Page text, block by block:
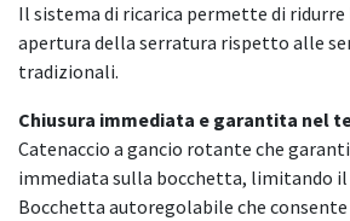
Il sistema di ricarica permette di
apertura della serratura rispetto alle
tradizionali.
Chiusura immediata e garantita nel
Catenaccio a gancio rotante che
immediata sulla bocchetta, limitando
Bocchetta autoregolabile che consente